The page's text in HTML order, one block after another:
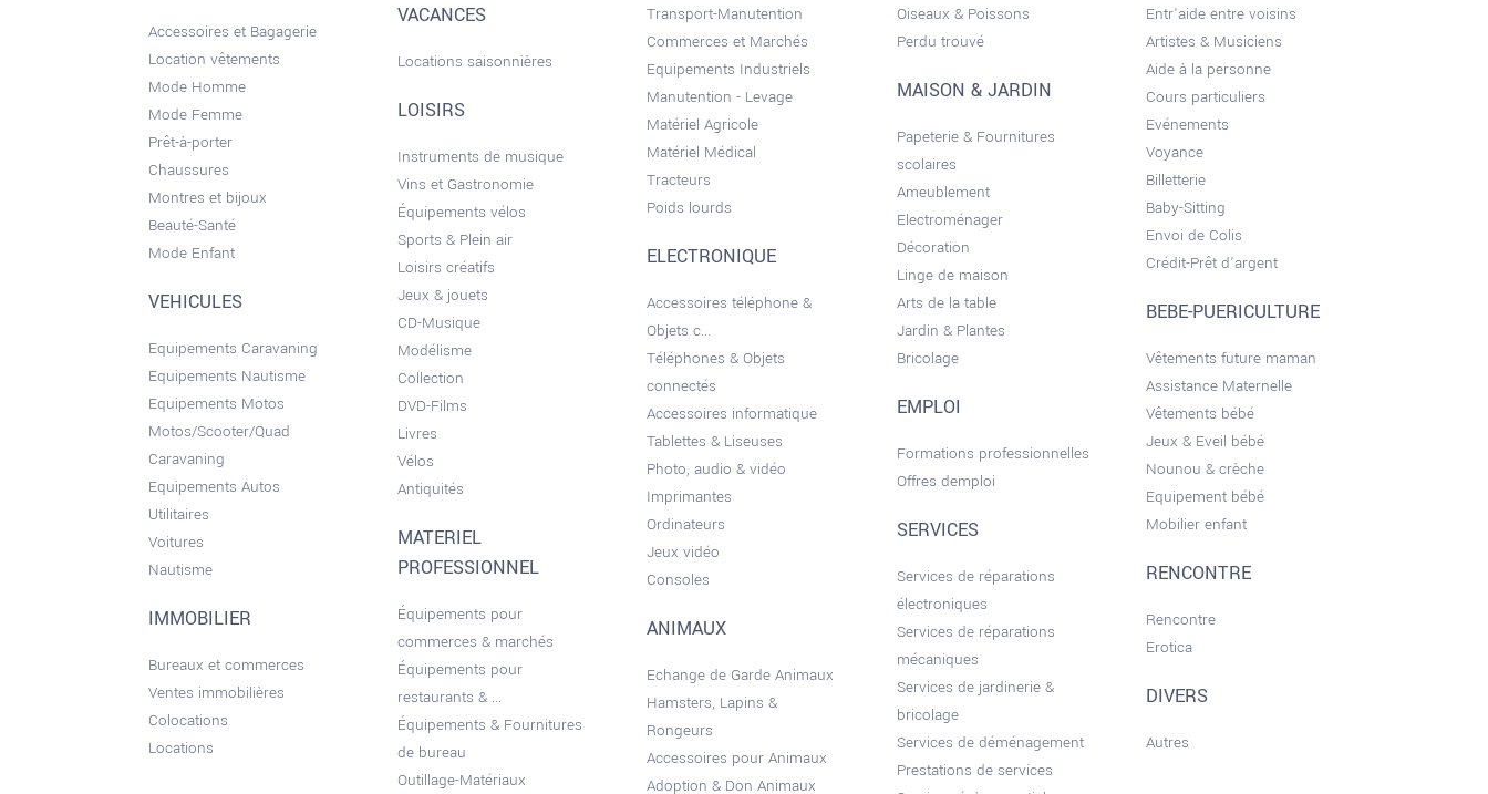
Accessoires et Bagagerie
Location vêtements
Mode Homme
Mode Femme
Prêt-à-porter
Chaussures
Montres et bijoux
Beauté-Santé
Mode Enfant
VEHICULES
Equipements Caravaning
Equipements Nautisme
Equipements Motos
Motos/Scooter/Quad
Caravaning
Equipements Autos
Utilitaires
Voitures
Nautisme
IMMOBILIER
Bureaux et commerces
Ventes immobilières
Colocations
Locations
VACANCES
Locations saisonnières
LOISIRS
Instruments de musique
Vins et Gastronomie
Équipements vélos
Sports & Plein air
Loisirs créatifs
Jeux & jouets
CD-Musique
Modélisme
Collection
DVD-Films
Livres
Vélos
Antiquités
MATERIEL
PROFESSIONNEL
Équipements pour
commerces & marchés
Équipements pour
restaurants & ...
Équipements & Fournitures
de bureau
Outillage-Matériaux
Transport-Manutention
Commerces et Marchés
Equipements Industriels
Manutention - Levage
Matériel Agricole
Matériel Médical
Tracteurs
Poids lourds
ELECTRONIQUE
Accessoires téléphone &
Objets c...
Téléphones & Objets
connectés
Accessoires informatique
Tablettes & Liseuses
Photo, audio & vidéo
Imprimantes
Ordinateurs
Jeux vidéo
Consoles
ANIMAUX
Echange de Garde Animaux
Hamsters, Lapins &
Rongeurs
Accessoires pour Animaux
Adoption & Don Animaux
Oiseaux & Poissons
Perdu trouvé
MAISON & JARDIN
Papeterie & Fournitures
scolaires
Ameublement
Electroménager
Décoration
Linge de maison
Arts de la table
Jardin & Plantes
Bricolage
EMPLOI
Formations professionnelles
Offres demploi
SERVICES
Services de réparations
électroniques
Services de réparations
mécaniques
Services de jardinerie &
bricolage
Services de déménagement
Prestations de services
Entr'aide entre voisins
Artistes & Musiciens
Aide à la personne
Cours particuliers
Evénements
Voyance
Billetterie
Baby-Sitting
Envoi de Colis
Crédit-Prêt d'argent
BEBE-PUERICULTURE
Vêtements future maman
Assistance Maternelle
Vêtements bébé
Jeux & Eveil bébé
Nounou & crèche
Equipement bébé
Mobilier enfant
RENCONTRE
Rencontre
Erotica
DIVERS
Autres